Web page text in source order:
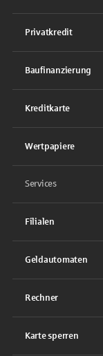
Privatkredit
Baufinanzierung
Kreditkarte
Wertpapiere
Services
Filialen
Geldautomaten
Rechner
Karte sperren